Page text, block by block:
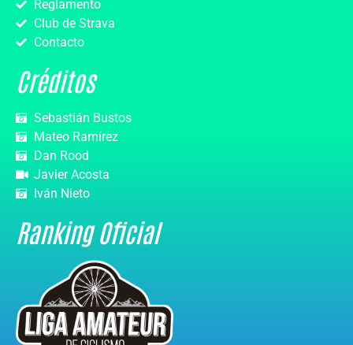
Reglamento
Club de Strava
Contacto
Créditos
Sebastián Bustos
Mateo Ramírez
Dan Rood
Javier Acosta
Iván Nieto
Ranking Oficial